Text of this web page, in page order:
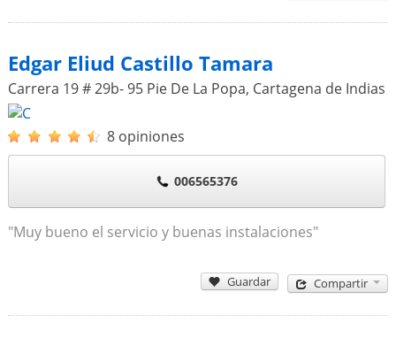
Edgar Eliud Castillo Tamara
Carrera 19 # 29b- 95 Pie De La Popa, Cartagena de Indias
8 opiniones
006565376
"Muy bueno el servicio y buenas instalaciones"
Guardar Compartir